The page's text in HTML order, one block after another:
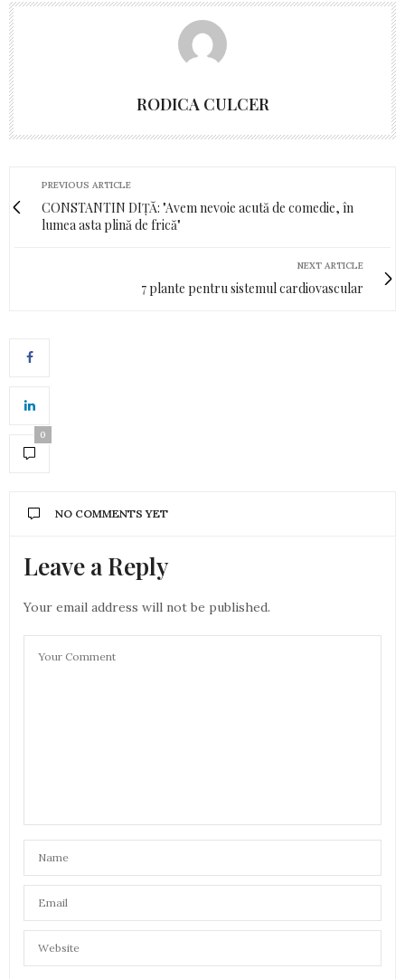
RODICA CULCER
PREVIOUS ARTICLE
CONSTANTIN DIȚĂ: "Avem nevoie acută de comedie, în
lumea asta plină de frică"
NEXT ARTICLE
7 plante pentru sistemul cardiovascular
0
NO COMMENTS YET
Leave a Reply
Your email address will not be published.